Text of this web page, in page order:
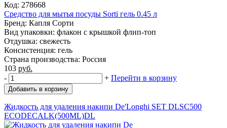
Код: 278668
Средство для мытья посуды Sorti гель 0.45 л
Бренд: Капля Сорти
Вид упаковки: флакон с крышкой флип-топ
Отдушка: свежесть
Консистенция: гель
Страна производства: Россия
103 руб.
-
+ Перейти в корзину
Добавить в корзину
Жидкость для удаления накипи De'Longhi SET DLSC500
ECODECALK(500ML)DL